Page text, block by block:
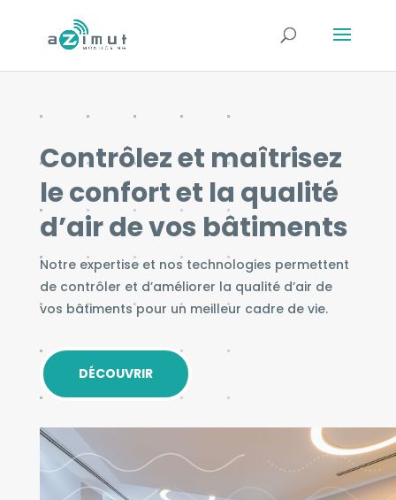
Contrôlez et maîtrisez
le confort et la qualité
d’air de vos bâtiments
Notre expertise et nos technologies permettent
de contrôler et d’améliorer la qualité d’air de
vos bâtiments pour un meilleur cadre de vie.
DÉCOUVRIR